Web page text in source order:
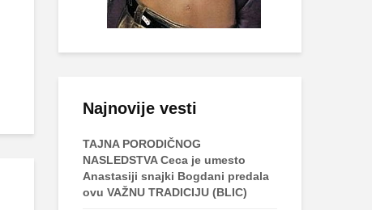
Najnovije vesti
TAJNA PORODIČNOG
NASLEDSTVA Ceca je umesto
Anastasiji snajki Bogdani predala
ovu VAŽNU TRADICIJU (BLIC)